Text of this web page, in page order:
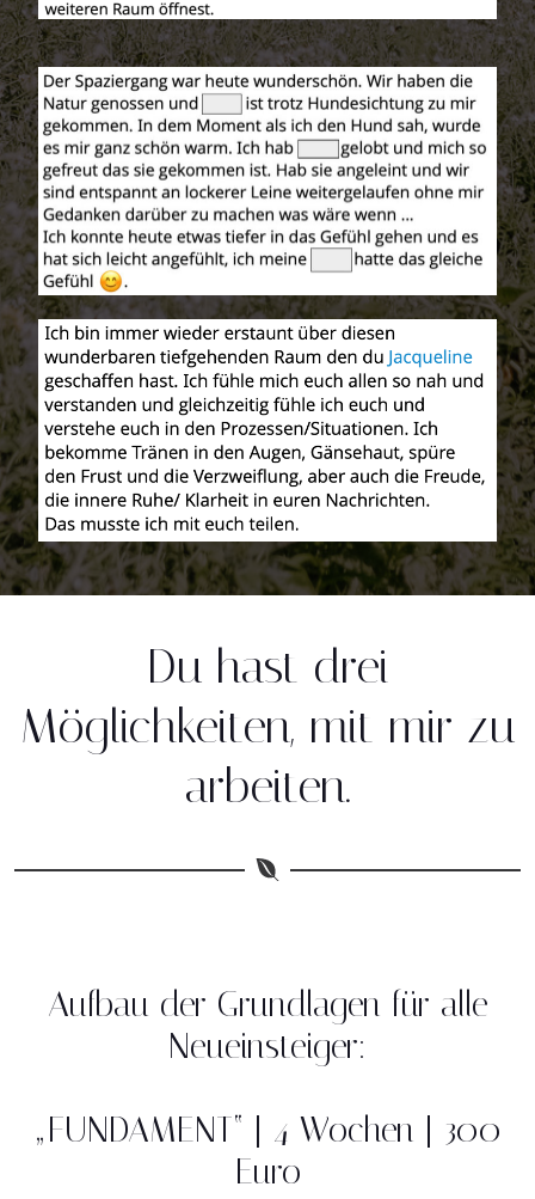
Du hast drei
Möglichkeiten, mit mir zu
arbeiten.
Aufbau der Grundlagen für alle
Neueinsteiger:
„FUNDAMENT“ | 4 Wochen | 300
Euro